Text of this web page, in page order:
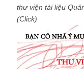
thư viện tài liệu
(Click)